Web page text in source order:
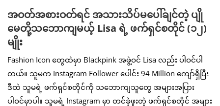
အဝတ်အစားဝတ်ရင် အသားသိပ်မပေါ်ချင်တဲ့ ပျို
မေတို့သဘောကျမယ့် Lisa ရဲ့ ဖက်ရှင်စတိုင် (၁၂)
မျိုး
Fashion Icon တွေထဲမှာ Blackpink အဖွဲ့ဝင် Lisa လည်း ပါဝင်ပါ
တယ်။ သူမက Instagram Follower ပေါင်း 94 Million ကျော်ရှိပြီး
ဒီထဲ သူမရဲ့ ဖက်ရှင်စတိုင်ကို သဘောကျသူတွေ အများအပြား
ပါဝင်မှာပါ။ သူမရဲ့ Instagram မှာ တင်ခဲ့ဖူးတဲ့ ဖက်ရှင်စတိုင် အများ